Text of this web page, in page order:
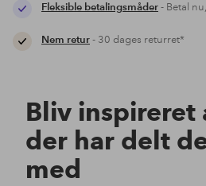
Fleksible betalingsmåder- Betal
Nem retur- 30 dages returret*
Bliv inspireret
der har delt
med